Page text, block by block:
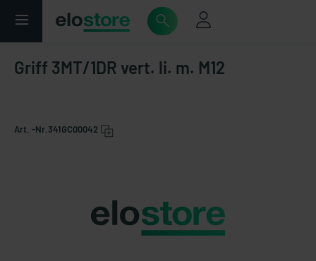
Griff 3MT/1DR vert. li. m. M12
Art. -Nr. 341GC00042